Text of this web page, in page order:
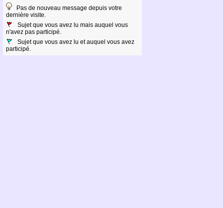
Pas de nouveau message depuis votre
dernière visite.
Sujet que vous avez lu mais auquel vous
n'avez pas participé.
Sujet que vous avez lu et auquel vous avez
participé.